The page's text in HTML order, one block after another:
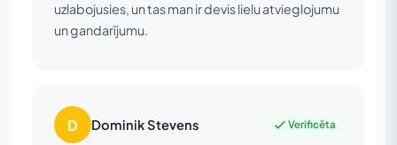
uzlabojusies, un tas man ir devis lielu atvieglojumu
un gandarījumu.
D Dominik Stevens Verificēta